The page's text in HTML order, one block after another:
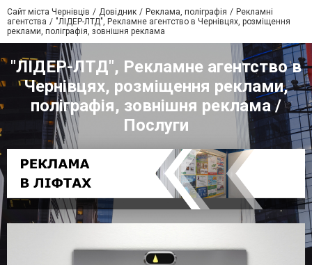
Сайт міста Чернівців Довідник Реклама, поліграфія
Рекламні
агентства
"ЛІДЕР-ЛТД", Рекламне агентство в Чернівцях, розміщення
реклами, поліграфія, зовнішня реклама
"ЛІДЕР-ЛТД", Рекламне агентство в
Чернівцях, розміщення реклами,
поліграфія, зовнішня реклама /
Послуги